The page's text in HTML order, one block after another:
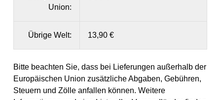
Union:
Übrige Welt: 13,90 €
Bitte beachten Sie, dass bei Lieferungen außerhalb der
Europäischen Union zusätzliche Abgaben, Gebühren,
Steuern und Zölle anfallen können. Weitere